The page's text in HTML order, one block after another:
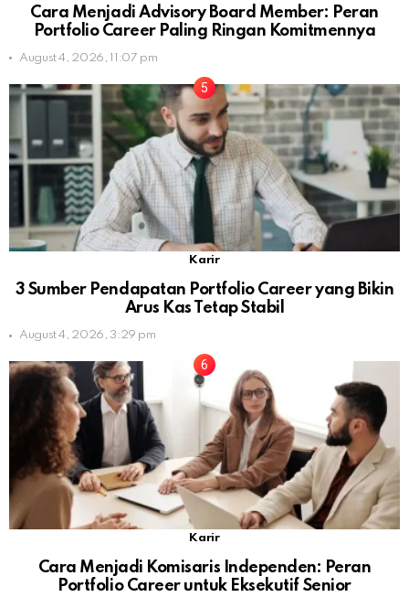
Cara Menjadi Advisory Board Member: Peran
Portfolio Career Paling Ringan Komitmennya
August 4, 2026, 11:07 pm
Karir
3 Sumber Pendapatan Portfolio Career yang Bikin
Arus Kas Tetap Stabil
August 4, 2026, 3:29 pm
Karir
Cara Menjadi Komisaris Independen: Peran
Portfolio Career untuk Eksekutif Senior